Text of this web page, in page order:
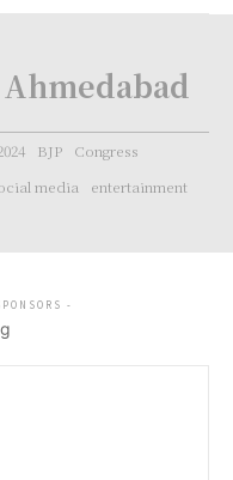
BJP
Congress
media entertainment
-